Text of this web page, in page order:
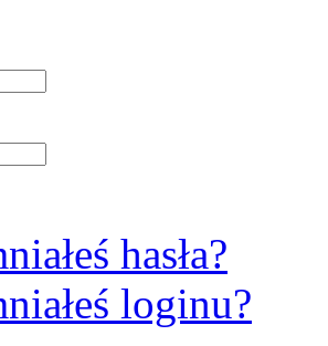
hasła?
loginu?